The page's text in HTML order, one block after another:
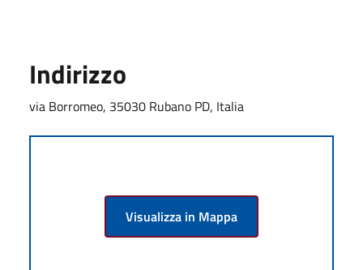
Indirizzo
via Borromeo, 35030 Rubano PD, Italia
Visualizza in Mappa